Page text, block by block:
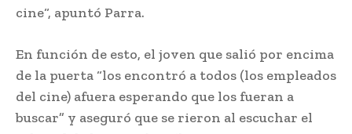
cine“, apuntó Parra.
En función de esto, el joven que salió por encima
de la puerta “los encontró a todos (los empleados
del cine) afuera esperando que los fueran a
buscar” y aseguró que se rieron al escuchar el